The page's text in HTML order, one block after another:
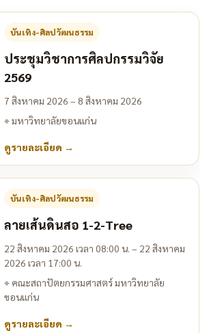
บันเทิง-ศิลปวัฒนธรรม
ประชุมวิชาการศิลปกรรมวิจัย
2569
7 สิงหาคม 2026 – 8 สิงหาคม 2026
⌖มหาวิทยาลัยขอนแก่น
ดูรายละเอียด →
บันเทิง-ศิลปวัฒนธรรม
ลายเส้นดินสอ 1-2-Tree
22 สิงหาคม 2026 เวลา 08:00 น. – 22 สิงหาคม
2026 เวลา 17:00 น.
⌖ คณะสถาปัตยกรรมศาสตร์ มหาวิทยาลัย
ขอนแก่น
ดูรายละเอียด →